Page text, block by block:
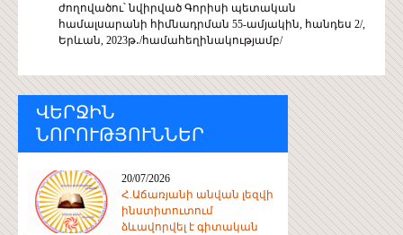
ժողովածու՝ նվիրված Գորիսի պետական
համալսարանի հիմնադրման 55-ամյակին, հանդես 2/,
Երևան, 2023թ․/համահեղինակությամբ/
ՎԵՐՋԻՆ
ՆՈՐՈՒԹՅՈՒՆՆԵՐ
20/07/2026
Հ.Աճառյանի անվան լեզվի
ինստիտուտում
ձևավորվել է գիտական